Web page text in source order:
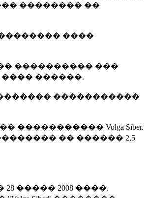
�������� ��
����
���������� ���
������.
�����������
Volga Siber.
�� ������ 2,5
����� 2008 ����.